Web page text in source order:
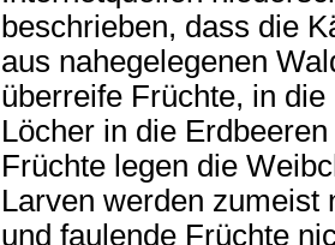
beschrieben, dass die
aus nahegelegenen
überreife Früchte, in
Löcher in die
Früchte legen die
Larven werden zumeist
und faulende Früchte